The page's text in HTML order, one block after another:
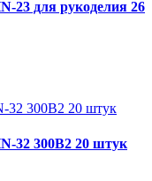
для рукоделия 26
32 300В2 20 штук